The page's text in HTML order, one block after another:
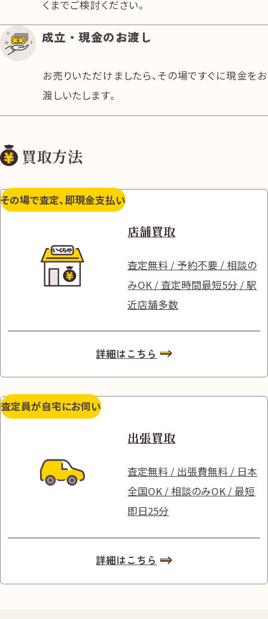
くまでご検討ください。
成立・現金のお渡し
お売りいただけましたら、その場ですぐに現金をお
渡しいたします。
買取方法
その場で査定、即現金支払い
店舗買取
査定無料 / 予約不要 / 相談の
みOK / 査定時間最短5分 / 駅
近店舗多数
詳細はこちら
査定員が自宅にお伺い
出張買取
査定無料 / 出張費無料 / 日本
全国OK / 相談のみOK / 最短
即日25分
詳細はこちら